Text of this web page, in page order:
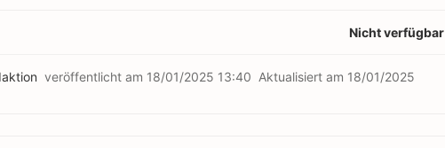
Nicht verfügbar
veröffentlicht am 18/01/2025 13:40 Aktualisiert am 18/01/2025